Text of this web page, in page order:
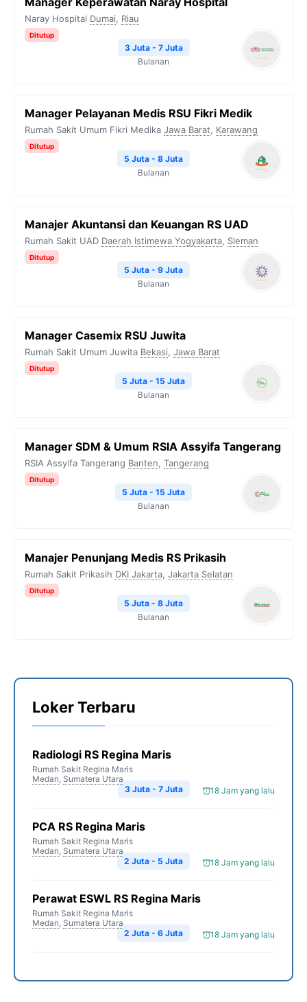
Naray Hospital Dumai, Riau
Ditutup
3 Juta - 7 Juta
Bulanan
Manager Pelayanan Medis RSU Fikri Medik
Rumah Sakit Umum Fikri Medika Jawa Barat, Karawang
Ditutup
5 Juta - 8 Juta
Bulanan
Manajer Akuntansi dan Keuangan RS UAD
Rumah Sakit UAD Daerah Istimewa Yogyakarta, Sleman
Ditutup
5 Juta - 9 Juta
Bulanan
Manager Casemix RSU Juwita
Rumah Sakit Umum Juwita Bekasi, Jawa Barat
Ditutup
5 Juta - 15 Juta
Bulanan
Manager SDM & Umum RSIA Assyifa Tangerang
RSIA Assyifa Tangerang Banten, Tangerang
Ditutup
5 Juta - 15 Juta
Bulanan
Manajer Penunjang Medis RS Prikasih
Rumah Sakit Prikasih DKI Jakarta, Jakarta Selatan
Ditutup
5 Juta - 8 Juta
Bulanan
Loker Terbaru
Radiologi RS Regina Maris
Rumah Sakit Regina Maris
Medan, Sumatera Utara
18 Jam yang lalu
3 Juta - 7 Juta
PCA RS Regina Maris
Rumah Sakit Regina Maris
Medan, Sumatera Utara
18 Jam yang lalu
2 Juta - 5 Juta
Perawat ESWL RS Regina Maris
Rumah Sakit Regina Maris
Medan, Sumatera Utara
18 Jam yang lalu
2 Juta - 6 Juta